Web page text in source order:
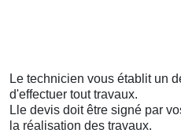
Le technicien vous établit un
d'effectuer tout travaux.
Lle devis doit être signé par
la réalisation des travaux.